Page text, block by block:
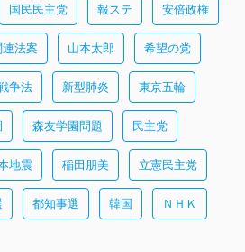
国民民主党 報ステ 安倍政権
法案 山本太郎 希望の党
争法 新型肺炎 東京五輪
森友学園問題 民主党
地震 稲田朋美 立憲民主党
都知事選 韓国 ＮＨＫ